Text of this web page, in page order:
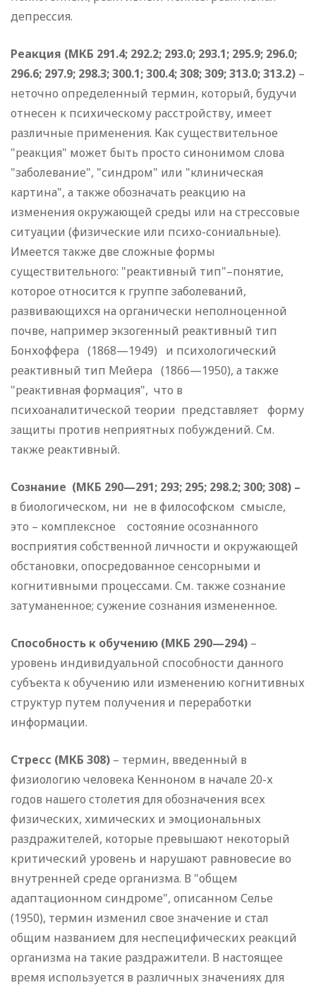
депрессия.
Реакция (МКБ 291.4; 292.2; 293.0; 293.1; 295.9; 296.0;
296.6; 297.9; 298.3; 300.1; 300.4; 308; 309; 313.0; 313.2) –
неточно определенный термин, который, будучи
отнесен к психическому расстройству, имеет
различные применения. Как существительное
"реакция" может быть просто синонимом слова
"заболевание", "синдром" или "клиническая
картина", а также обозначать реакцию на
изменения окружающей среды или на стрессовые
ситуации (физические или психо-сониальные).
Имеется также две сложные формы
существительного: "реактивный тип"–понятие,
которое относится к группе заболеваний,
развивающихся на органически неполноценной
почве, например экзогенный реактивный тип
Бонхоффера (1868—1949) и психологический
реактивный тип Мейера (1866—1950), а также
"реактивная формация", что в
психоаналитической теории представляет форму
защиты против неприятных побуждений. См.
также реактивный.
Сознание (МКБ 290—291; 293; 295; 298.2; 300; 308) –
в биологическом, ни не в философском смысле,
это – комплексное состояние осознанного
восприятия собственной личности и окружающей
обстановки, опосредованное сенсорными и
когнитивными процессами. См. также сознание
затуманенное; сужение сознания измененное.
Способность к обучению (МКБ 290—294) –
уровень индивидуальной способности данного
субъекта к обучению или изменению когнитивных
структур путем получения и переработки
информации.
Стресс (МКБ 308) – термин, введенный в
физиологию человека Кенноном в начале 20-х
годов нашего столетия для обозначения всех
физических, химических и эмоциональных
раздражителей, которые превышают некоторый
критический уровень и нарушают равновесие во
внутренней среде организма. В "общем
адаптационном синдроме", описанном Селье
(1950), термин изменил свое значение и стал
общим названием для неспецифических реакций
организма на такие раздражители. В настоящее
время используется в различных значениях для